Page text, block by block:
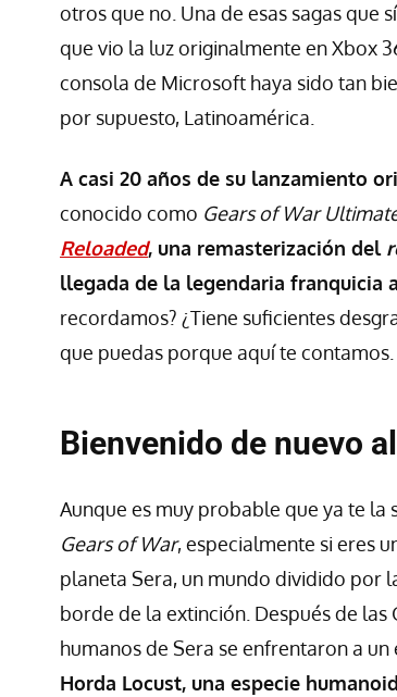
otros que no. Una de esas sagas que
que vio la luz originalmente en Xbox
consola de Microsoft haya sido tan
por supuesto, Latinoamérica.
A casi 20 años de su lanzamiento
conocido como Gears of War
Reloaded, una remasterización del
llegada de la legendaria franquicia
recordamos? ¿Tiene suficientes
que puedas porque aquí te contamos.
Bienvenido de nuevo
Aunque es muy probable que ya te la
Gears of War, especialmente si eres
planeta Sera, un mundo dividido por
borde de la extinción. Después de
humanos de Sera se enfrentaron a
Horda Locust, una especie